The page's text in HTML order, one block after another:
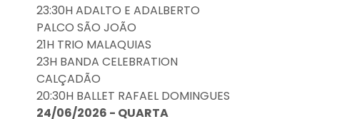
23:30H ADALTO E ADALBERTO
PALCO SÃO JOÃO
21H TRIO MALAQUIAS
23H BANDA CELEBRATION
CALÇADÃO
20:30H BALLET RAFAEL DOMINGUES
24/06/2026 - QUARTA